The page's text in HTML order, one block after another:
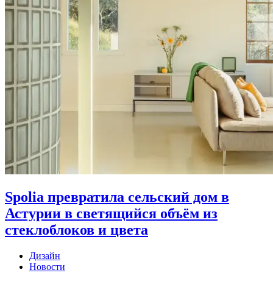
Spolia превратила сельский дом в
Астурии в светящийся объём из
стеклоблоков и цвета
Дизайн
Новости